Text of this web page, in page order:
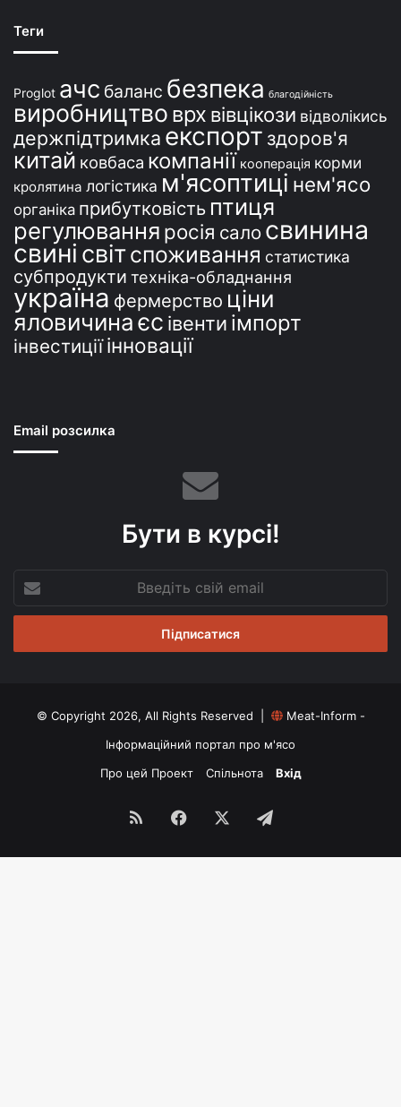
ї
Теги
Proglot ачс баланс безпека благодійність
виробництво врх вівцікози відволікись
держпідтримка експорт здоров'я
китай ковбаса компанії кооперація корми
кролятина логістика м'ясоптиці нем'ясо
органіка прибутковість птиця
регулювання росія сало свинина
свині світспоживання статистика
субпродукти техніка-обладнання
україна фермерство ціни
яловичинаєс івенти імпорт
інвестиції інновації
Email розсилка
Бути в курсі!
свій
email
© Copyright 2026, All Rights Reserved |
Meat-Inform -
Інформаційний портал про м'ясо
Про цей Проект
Спільнота Вхід
RSS Facebook